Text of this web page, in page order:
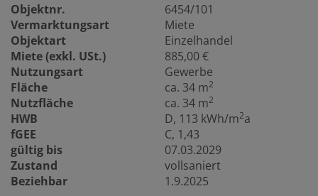
Objektnr.
6454/101
Vermarktungsart
Miete
Objektart
Einzelhandel
Miete (exkl. USt.)
885,00 €
Nutzungsart
Gewerbe
Fläche
ca. 34 m2
Nutzfläche ca. 34 m2
HWB D, 113 kWh/m2a
fGEE
C, 1,43
gültig bis
07.03.2029
Zustand
vollsaniert
Beziehbar
1.9.2025